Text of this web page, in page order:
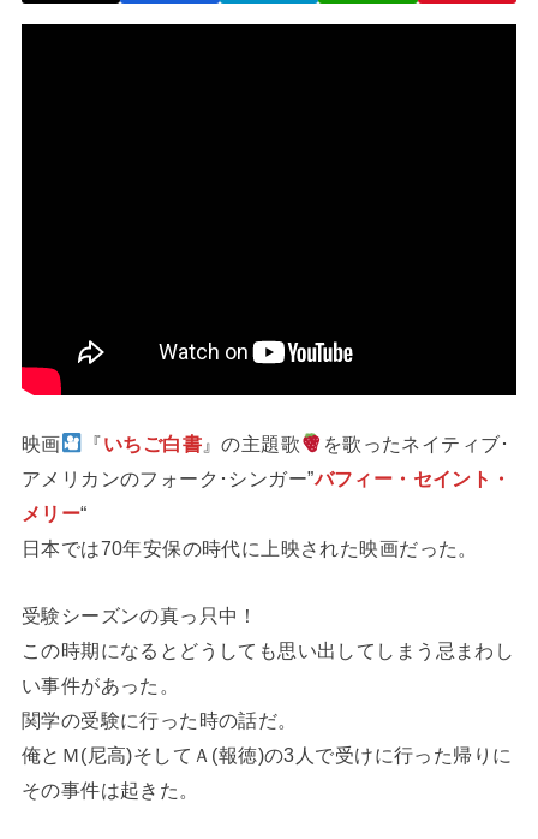
映画 『いちご白書』の主題歌
を歌ったネイティブ･
アメリカンのフォーク･シンガー”バフィー・セイント・
メリー“
日本では70年安保の時代に上映された映画だった。
受験シーズンの真っ只中！
この時期になるとどうしても思い出してしまう忌まわし
い事件があった。
関学の受験に行った時の話だ。
俺とＭ(尼高)そしてＡ(報徳)の3人で受けに行った帰りに
その事件は起きた。